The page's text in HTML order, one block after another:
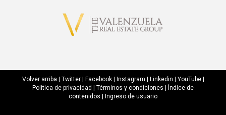
Volver arriba Twitter| Facebook| Instagram Linkedin YouTube|
Política de privacidad
Términos y condiciones
Índice de
contenidos
Ingreso de usuario